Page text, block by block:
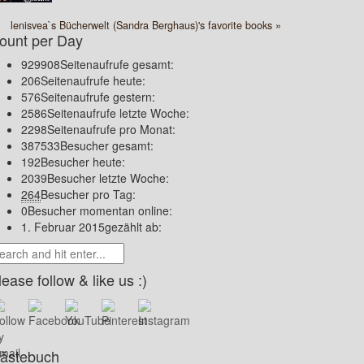
lenisvea`s Bücherwelt (Sandra Berghaus)'s favorite books »
per Day
929908Seitenaufrufe gesamt:
206Seitenaufrufe heute:
576Seitenaufrufe gestern:
2586Seitenaufrufe letzte Woche:
2298Seitenaufrufe pro Monat:
387533Besucher gesamt:
192Besucher heute:
2039Besucher letzte Woche:
264Besucher pro Tag:
0Besucher momentan online:
1. Februar 2015gezählt ab:
follow & like us :)